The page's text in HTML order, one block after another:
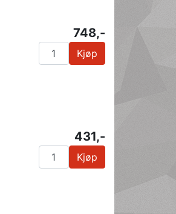
748,-
Kjøp
431,-
Kjøp